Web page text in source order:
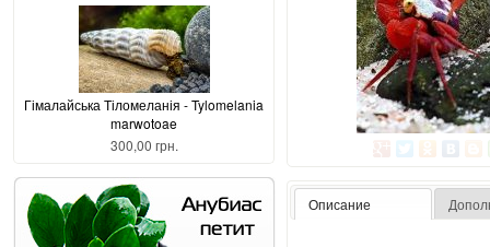
Описание
Гімалайська Тіломеланія - Tylomelania
marwotoae
300,00 грн.